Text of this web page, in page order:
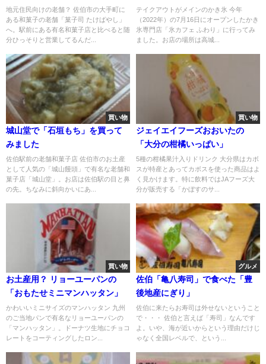
地元住民向けの老舗？ 佐伯市の大手町に
ある和菓子の老舗「菓子司 たけばやし」
へ。駅前にある有名和菓子店と比べると随
分ひっそりと営業してるんだ...
テイクアウトがメインのかき氷 今年
（2022年）の7月16日にオープンしたかき
氷専門店「氷カフェ ふわり」に行ってみ
ました。お店の場所は高城...
買い物
城山堂で「石垣もち」を買って
みました
佐伯駅前の老舗和菓子店 佐伯市のお土産
として人気の「城山饅頭」で有名な老舗和
菓子店「城山堂」。お店は佐伯駅の目と鼻
の先。ちなみに斜向かいにあ...
買い物
ジェイエイフーズおおいたの
「大分の柑橘いっぱい」
5種の柑橘果汁入りドリンク 大分県はカボ
スが特産とあってカボスを使った商品はよ
く見かけます。特に飲料ではJAフーズ大
分が販売する「かぼすのサ...
買い物
お土産用？ リョーユーパンの
「おもたせミニマンハッタン」
かわいいミニサイズのマンハッタン 九州
のご当地パンで有名なリョーユーパンの
「マンハッタン」。ドーナツ生地にチョコ
レートをコーティングしたロン...
グルメ
佐伯「亀八寿司」で食べた「豊
後地産にぎり」
佐伯に来たらお寿司は外せないということ
で・・・ 佐伯と言えば「寿司」なんです
よ。いや、海が近いからという理由だけじ
ゃなく全国レベルで、という...